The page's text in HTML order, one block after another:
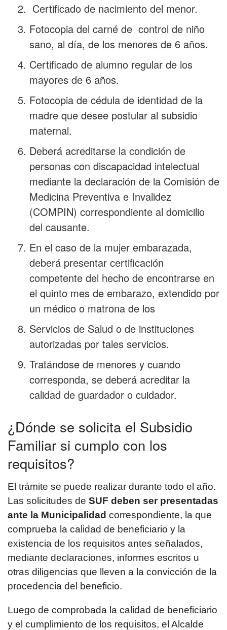
Certificado de nacimiento del menor.
Fotocopia del carné de control de niño
sano, al día, de los menores de 6 años.
Certificado de alumno regular de los
mayores de 6 años.
Fotocopia de cédula de identidad de la
madre que desee postular al subsidio
maternal.
Deberá acreditarse la condición de
personas con discapacidad intelectual
mediante la declaración de la Comisión de
Medicina Preventiva e Invalidez
(COMPIN) correspondiente al domicilio
del causante.
En el caso de la mujer embarazada,
deberá presentar certificación
competente del hecho de encontrarse en
el quinto mes de embarazo, extendido por
un médico o matrona de los
Servicios de Salud o de instituciones
autorizadas por tales servicios.
Tratándose de menores y cuando
corresponda, se deberá acreditar la
calidad de guardador o cuidador.
¿Dónde se solicita el Subsidio
Familiar si cumplo con los
requisitos?
El trámite se puede realizar durante todo el año.
Las solicitudes de SUF deben ser presentadas
ante la Municipalidad correspondiente, la que
comprueba la calidad de beneficiario y la
existencia de los requisitos antes señalados,
mediante declaraciones, informes escritos u
otras diligencias que lleven a la convicción de la
procedencia del beneficio.
Luego de comprobada la calidad de beneficiario
y el cumplimiento de los requisitos, el Alcalde